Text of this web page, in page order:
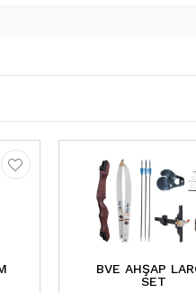
BVE AHŞAP
SET